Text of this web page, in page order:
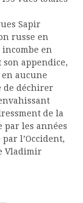
Sapir
russe en
en
son appendice,
aucune
de déchirer
de la
par les années
l’Occident,
Vladimir